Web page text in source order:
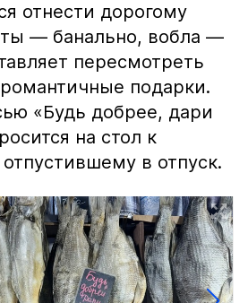
отнести дорогому
— банально, вобла —
пересмотреть
подарки.
«Будь добрее, дари
на стол к
в отпуск.